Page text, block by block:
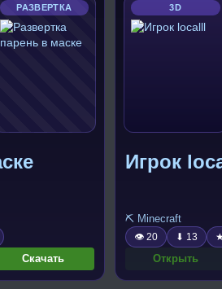
РАЗВЕРТКА
Скачать
3D
Игрок
⛏️ Minecraft
👁 20 ⬇ 13
Открыть